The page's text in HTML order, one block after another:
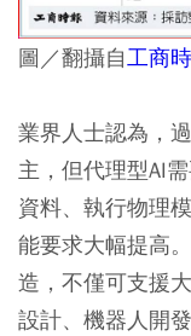
圖／翻攝自工商
業界人士認為，
主，但代理型AI
資料、執行物理
能要求大幅提高
造，不僅可支援
設計、機器人開